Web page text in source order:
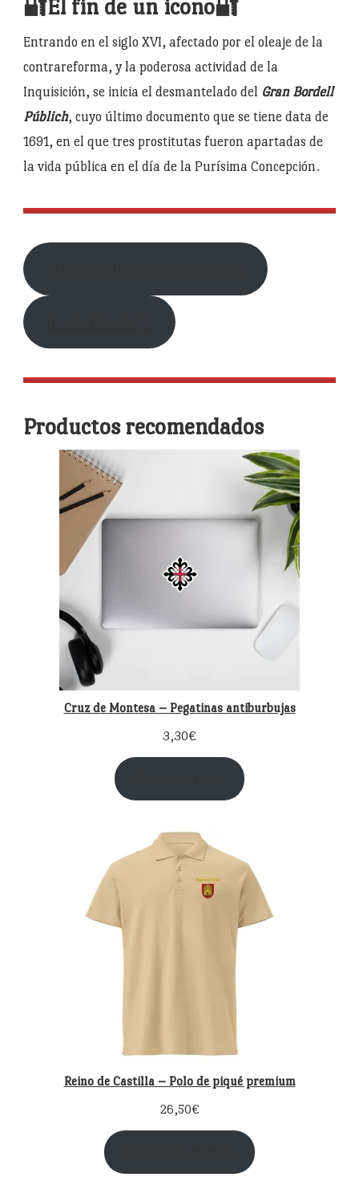
🔐El fin de un icono🔐
Entrando en el siglo XVI, afectado por el oleaje de la
contrareforma, y la poderosa actividad de la
Inquisición, se inicia el desmantelado del Gran Bordell
Públich, cuyo último documento que se tiene data de
1691, en el que tres prostitutas fueron apartadas de
la vida pública en el día de la Purísima Concepción.
Productos recomendados
Cruz de Montesa – Pegatinas antiburbujas
3,30€
Reino de Castilla – Polo de piqué premium
26,50€